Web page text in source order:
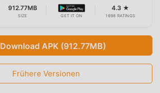
912.77MB
SIZE GET IT ON
4.3 ★
1698 RATINGS
Download APK (912.77MB)
Frühere Versionen